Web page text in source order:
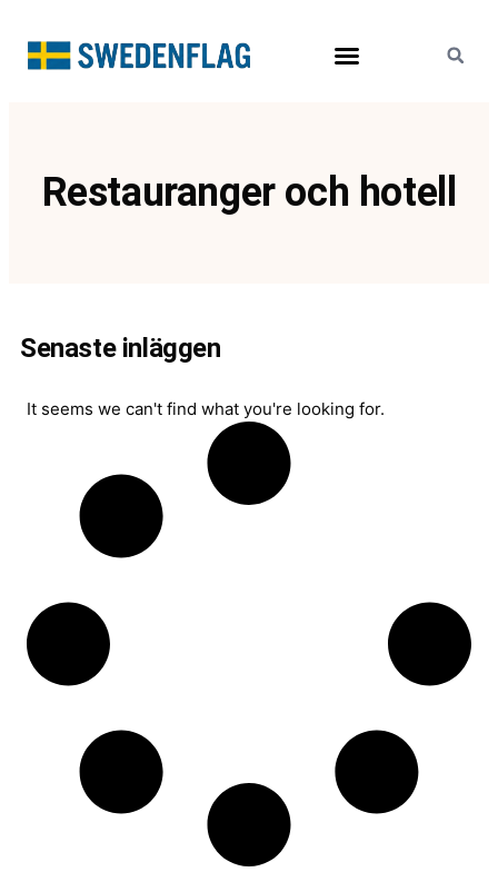
Restauranger och hotell
Senaste inläggen
It seems we can't find what you're looking for.